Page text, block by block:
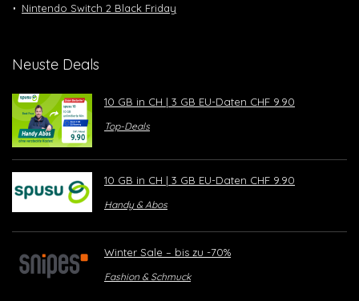
Nintendo Switch 2 Black Friday
Neuste Deals
10 GB in CH | 3 GB EU-Daten CHF 9.90
Top-Deals
10 GB in CH | 3 GB EU-Daten CHF 9.90
Handy & Abos
Winter Sale – bis zu -70%
Fashion & Schmuck